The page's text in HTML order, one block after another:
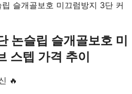
논슬립 슬개골보호 미
스텝 가격 추이
🔥